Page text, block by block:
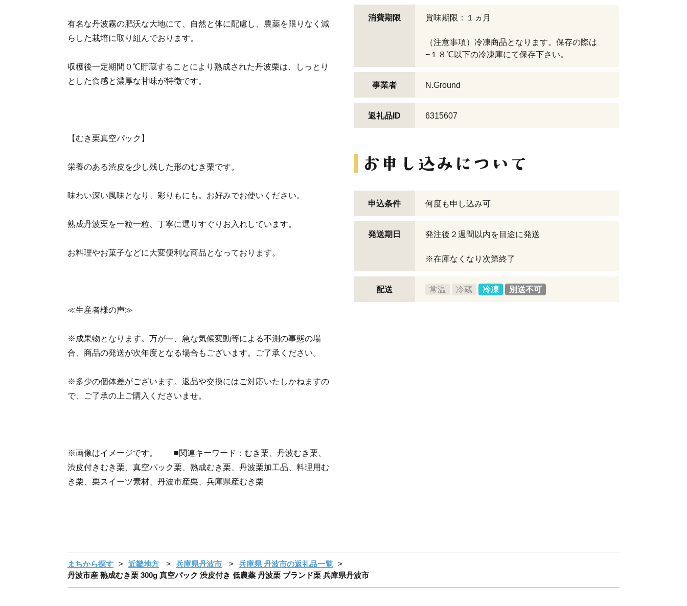
有名な丹波霧の肥沃な大地にて、自然と体に配慮し、農薬を限りなく減
らした栽培に取り組んでおります。
収穫後一定期間０℃貯蔵することにより熟成された丹波栗は、しっとり
とした食感と濃厚な甘味が特徴です。
【むき栗真空パック】
栄養のある渋皮を少し残した形のむき栗です。
味わい深い風味となり、彩りもにも。お好みでお使いください。
熟成丹波栗を一粒一粒、丁寧に選りすぐりお入れしています。
お料理やお菓子などに大変便利な商品となっております。
≪生産者様の声≫
※成果物となります。万が一、急な気候変動等による不測の事態の場
合、商品の発送が次年度となる場合もございます。ご了承ください。
※多少の個体差がございます。返品や交換にはご対応いたしかねますの
で、ご了承の上ご購入くださいませ。
※画像はイメージです。 ■関連キーワード：むき栗、丹波むき栗、
渋皮付きむき栗、真空パック栗、熟成むき栗、丹波栗加工品、料理用む
き栗、栗スイーツ素材、丹波市産栗、兵庫県産むき栗
消費期限 賞味期限：１ヵ月
（注意事項）冷凍商品となります。保存の際は
−１８℃以下の冷凍庫にて保存下さい。
事業者 N.Ground
返礼品ID 6315607
申込条件 何度も申し込み可
発送期日 発注後２週間以内を目途に発送
※在庫なくなり次第終了
配送 常温 冷蔵 冷凍 別送不可
まちから探す 近畿地方 兵庫県丹波市
兵庫県 丹波市の返礼品一覧
丹波市産 熟成むき栗 300g 真空パック 渋皮付き 低農薬 丹波栗 ブランド栗 兵庫県丹波市